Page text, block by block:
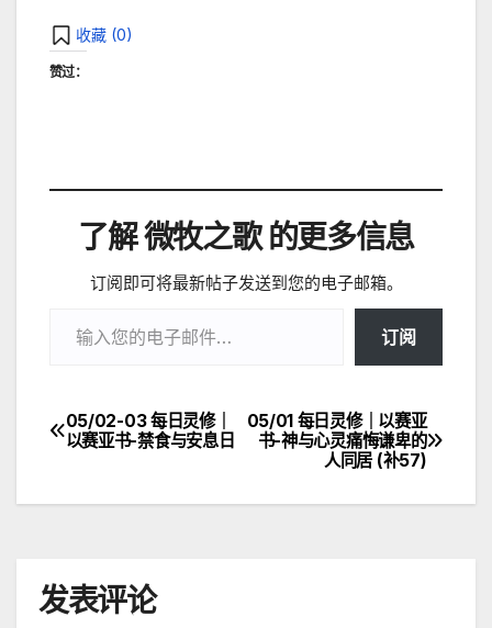
收藏 (0)
赞过：
了解 微牧之歌 的更多信息
订阅即可将最新帖子发送到您的电子邮箱。
订阅
文
05/01 每日灵修｜以赛亚
书-神与心灵痛悔谦卑的
人同居 (补57)
05/02-03 每日灵修｜
以赛亚书-禁食与安息日
发表评论